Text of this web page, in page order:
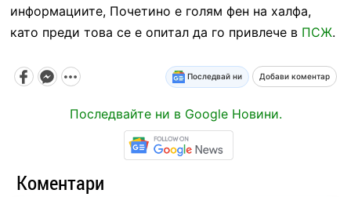
информациите, Почетино е голям фен на халфа,
като преди това се е опитал да го привлече в ПСЖ.
Последвай ни Добави коментар
Последвайте ни в Google Новини.
Коментари